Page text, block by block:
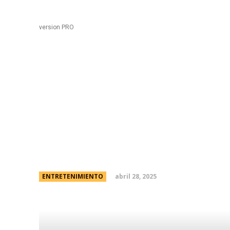
version PRO
ENTRETENIMIENTO abril 28, 2025